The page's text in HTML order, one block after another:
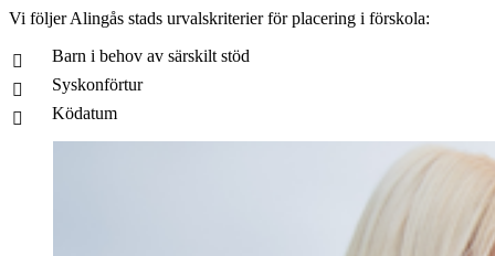
Vi följer Alingås stads urvalskriterier för placering i förskola:
Barn i behov av särskilt stöd
Syskonförtur
Ködatum